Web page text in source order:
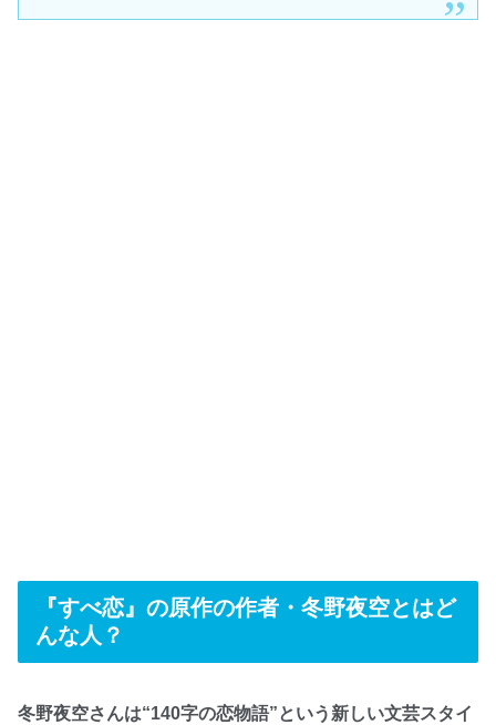
『すべ恋』の原作の作者・冬野夜空とはど
んな人？
冬野夜空さんは“140字の恋物語”という新しい文芸スタイ